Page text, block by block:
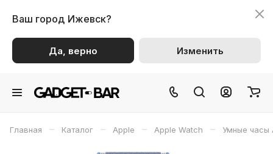
Ваш город Ижевск?
Да, верно Изменить
Главная – Каталог – Apple – Apple Watch – Умные часы